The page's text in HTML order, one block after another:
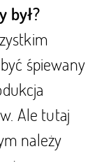
był?
śpiewany
Ale tutaj
należy